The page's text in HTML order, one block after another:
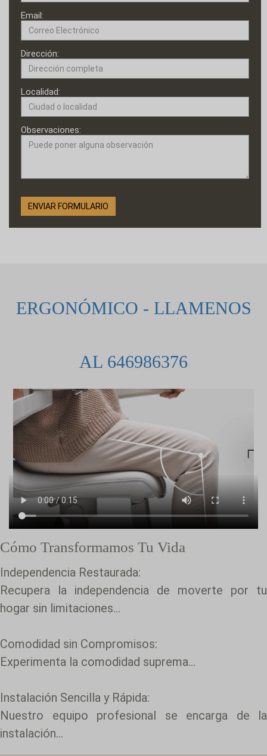
Email:
Dirección:
Localidad:
Observaciones:
ERGONÓMICO - LLAMENOS
AL 646986376
Cómo Transformamos Tu Vida
Independencia Restaurada:
Recupera la independencia de moverte por tu
hogar sin limitaciones...
Comodidad sin Compromisos:
Experimenta la comodidad suprema...
Instalación Sencilla y Rápida:
Nuestro equipo profesional se encarga de la
instalación...